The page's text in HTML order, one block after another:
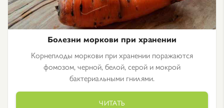
Болезни моркови при хранении
Корнеплоды моркови при хранении поражаются
фомозом, черной, белой, серой и мокрой
бактериальными гнилями.
ЧИТАТЬ